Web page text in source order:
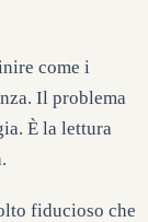
come i
Il problema
È la lettura
fiducioso che